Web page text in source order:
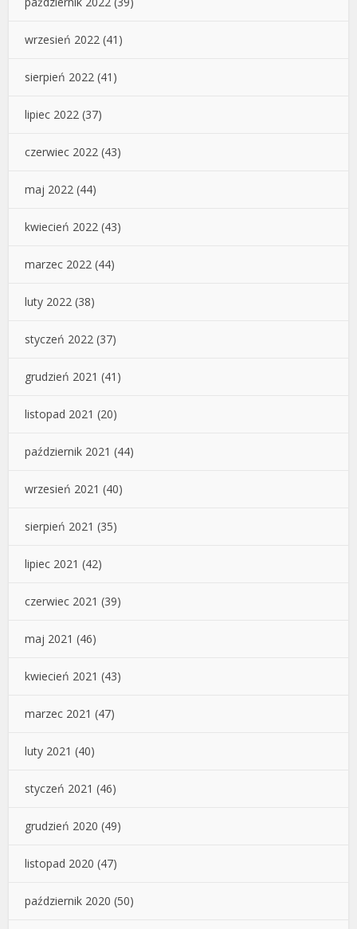
wrzesień 2022 (41)
sierpień 2022 (41)
lipiec 2022 (37)
czerwiec 2022 (43)
maj 2022 (44)
kwiecień 2022 (43)
marzec 2022 (44)
luty 2022 (38)
styczeń 2022 (37)
grudzień 2021 (41)
listopad 2021 (20)
październik 2021 (44)
wrzesień 2021 (40)
sierpień 2021 (35)
lipiec 2021 (42)
czerwiec 2021 (39)
maj 2021 (46)
kwiecień 2021 (43)
marzec 2021 (47)
luty 2021 (40)
styczeń 2021 (46)
grudzień 2020 (49)
listopad 2020 (47)
październik 2020 (50)